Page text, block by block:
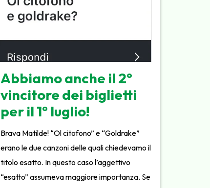
Abbiamo anche il 2°
vincitore dei biglietti
per il 1° luglio!
Brava Matilde! “Ol citofono” e “Goldrake”
erano le due canzoni delle quali chiedevamo il
titolo esatto. In questo caso l’aggettivo
“esatto” assumeva maggiore importanza. Se